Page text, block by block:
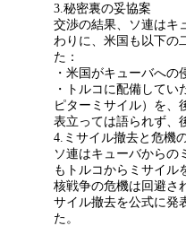
3.秘密裏の妥協案
交渉の結果、ソ連はキ
わりに、米国も以下の
た：
・米国がキューバへ
・トルコに配備して
ピターミサイル）を、
表立っては語られず、
4.ミサイル撤去と危機
ソ連はキューバからの
もトルコからミサイル
核戦争の危機は回避さ
サイル撤去を公式に発
た。